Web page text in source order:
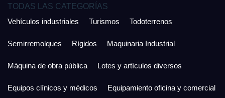
TODAS LAS CATEGORÍAS
Vehículos industriales
Turismos Todoterrenos
Semirremolques Rígidos Maquinaria Industrial
Máquina de obra pública Lotes y artículos diversos
Equipos clínicos y médicos Equipamiento oficina y comercial